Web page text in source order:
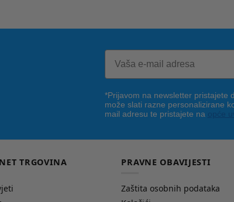
*Prijavom na newsletter pristajete
može slati razne personalizirane
mail adresu te pristajete na
TRGOVINA PRAVNE OBAVIJESTI
Zaštita osobnih podataka